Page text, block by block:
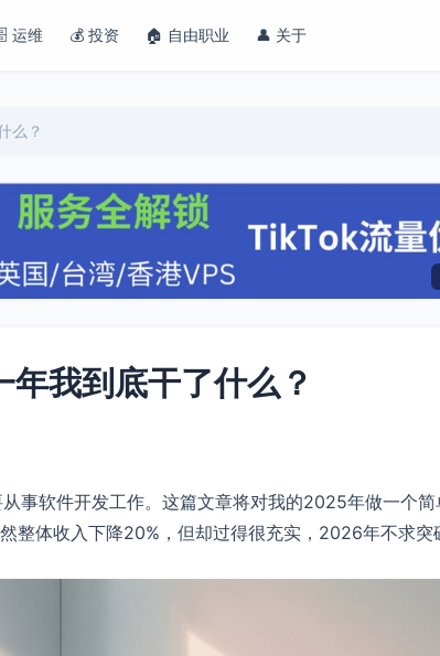
运维 💰 投资 🏠 自由职业 👤 关于
么？
我到底干了什么？
事软件开发工作。这篇文章将对我的2025年做一个简
整体收入下降20%，但却过得很充实，2026年不求突